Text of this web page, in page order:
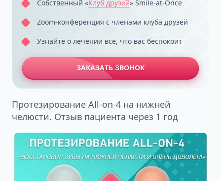
Собственный «‎Клуб друзей» Smile-at-Once
Zoom-конференция с членами клуба друзей
Узнайте о лечении все, что вас беспокоит
ЗАКАЗАТЬ ЗВОНОК
Протезирование All-on-4 на нижней
челюсти. Отзыв пациента через 1 год